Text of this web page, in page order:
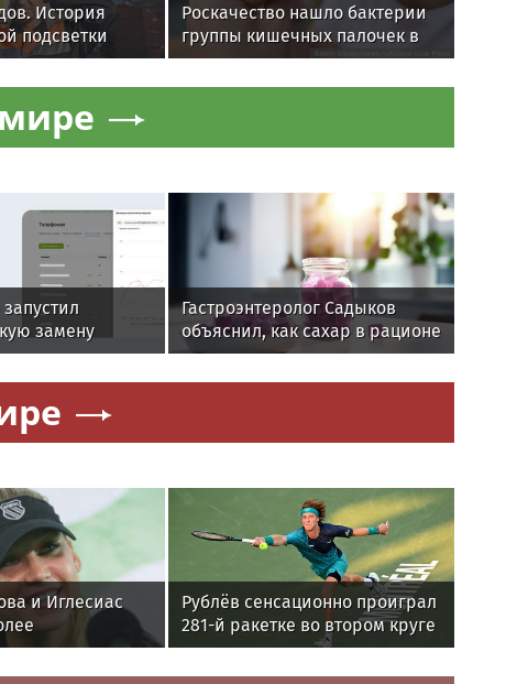
История
подсветки
Роскачество нашло бактерии
группы кишечных палочек в
бургерах пяти компаний
замену
снижении
Гастроэнтеролог Садыков
объяснил, как сахар в рационе
ускоряет изнашивание тканей
и Иглесиас
рублей на
Рублёв сенсационно проиграл
281-й ракетке во втором круге
«Мастерса» в Монреале